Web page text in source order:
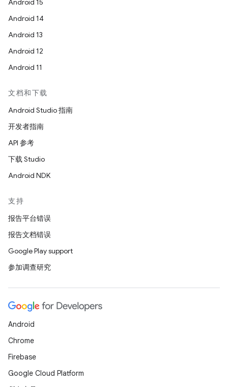
Android 15
Android 14
Android 13
Android 12
Android 11
文档和下载
Android Studio 指南
开发者指南
API 参考
下载 Studio
Android NDK
支持
报告平台错误
报告文档错误
Google Play support
参加调查研究
Android
Chrome
Firebase
Google Cloud Platform